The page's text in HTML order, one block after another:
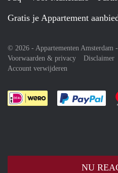
NU
Gratis je Appartement
© 2026 - Appartementen Amsterdam
Voorwaarden & privacy
Disclaimer
Account verwijderen
Je